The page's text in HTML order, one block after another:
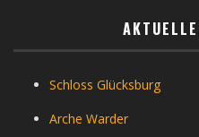
Schloss Glücksburg
Arche Warder